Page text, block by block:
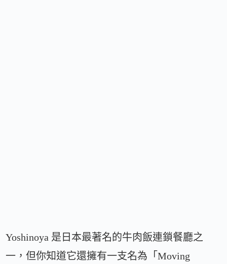
Yoshinoya 是日本最著名的牛肉飯連鎖餐廳之
一，但你知道它還擁有一支名為「Moving